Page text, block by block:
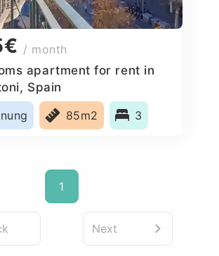
/ month
apartment for rent in
Spain
85m2 3
1
Next